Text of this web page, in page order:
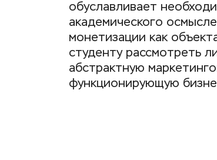
обуславливает
академического
монетизации как
студенту рассмотреть
абстрактную
функционирующую